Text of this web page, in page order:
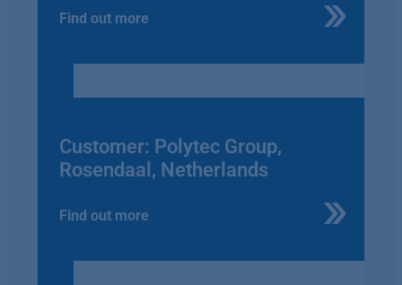
Find out more
Customer: Polytec Group,
Rosendaal, Netherlands
Find out more